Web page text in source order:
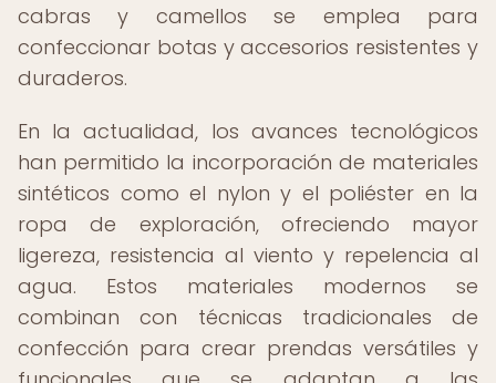
cabras y camellos se emplea para
confeccionar botas y accesorios resistentes y
duraderos.
En la actualidad, los avances tecnológicos
han permitido la incorporación de materiales
sintéticos como el nylon y el poliéster en la
ropa de exploración, ofreciendo mayor
ligereza, resistencia al viento y repelencia al
agua. Estos materiales modernos se
combinan con técnicas tradicionales de
confección para crear prendas versátiles y